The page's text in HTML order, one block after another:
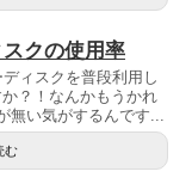
クの使用率
ィスクを普段利用し
？！なんかもうかれ
無い気がするんです...
む